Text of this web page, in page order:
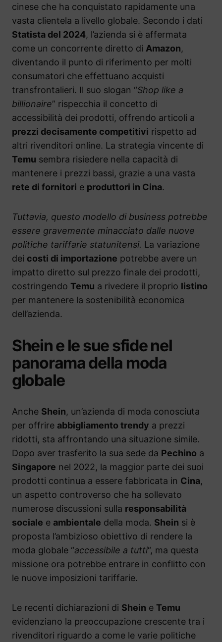
cinese che ha conquistato rapidamente una
vasta clientela a livello globale. Secondo i dati
Statista del 2024, l’azienda si è affermata
come un concorrente diretto di Amazon,
diventando il punto di riferimento per molti
consumatori che effettuano acquisti
transfrontalieri. Il suo slogan “Shop like a
billionaire” rispecchia il concetto di
accessibilità dei prodotti, offrendo articoli a
prezzi decisamente competitivi rispetto ad
altri rivenditori online. La strategia vincente di
Temu sembra risiedere nella capacità di
mantenere i prezzi bassi, grazie a una vasta
rete di fornitori e produttori in Cina.
Tuttavia, questo modello di business potrebbe
essere gravemente minacciato dalle nuove
politiche tariffarie statunitensi. La variazione
dei costi di importazione potrebbe avere un
impatto diretto sul prezzo finale dei prodotti,
costringendo Temu a rivedere il proprio listino
per mantenere la sostenibilità economica
dell’azienda.
Shein e le sue sfide nel
panorama della moda
globale
Anche Shein, un’azienda di moda conosciuta
per offrire abbigliamento trendy a prezzi
ridotti, sta affrontando una situazione simile.
Dopo aver trasferito la sua sede da Pechino a
Singapore nel 2022, la maggior parte dei suoi
prodotti continua a essere fabbricata in Cina,
un aspetto controverso che ha sollevato
numerose discussioni sulla responsabilità
sociale e ambientale della moda. Shein si è
proposta l’ambizioso obiettivo di rendere la
moda globale “accessibile a tutti“, ma questa
missione ora potrebbe entrare in conflitto con
le nuove imposizioni tariffarie.
Le recenti dichiarazioni di Shein e Temu
evidenziano la preoccupazione crescente tra i
rivenditori riguardo a come le varie politiche